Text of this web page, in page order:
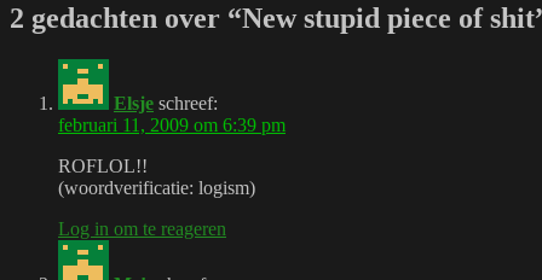
2 gedachten over “New stupid piece of
Elsje schreef:
februari 11, 2009 om 6:39 pm
ROFLOL!!
(woordverificatie: logism)
Log in om te reageren